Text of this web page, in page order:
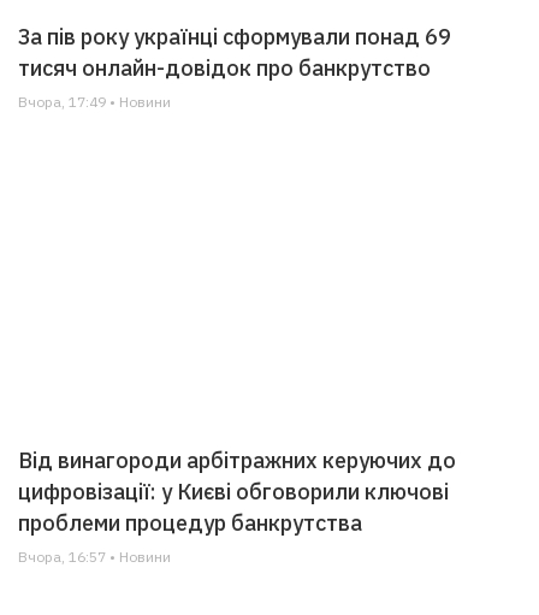
За пів року українці сформували понад 69
тисяч онлайн-довідок про банкрутство
Вчора, 17:49 • Новини
Від винагороди арбітражних керуючих до
цифровізації: у Києві обговорили ключові
проблеми процедур банкрутства
Вчора, 16:57 • Новини